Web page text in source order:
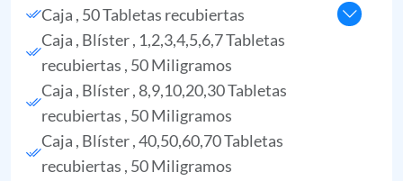
Caja , 50 Tabletas recubiertas
Caja , Blíster , 1,2,3,4,5,6,7 Tabletas
recubiertas , 50 Miligramos
Caja , Blíster , 8,9,10,20,30 Tabletas
recubiertas , 50 Miligramos
Caja , Blíster , 40,50,60,70 Tabletas
recubiertas , 50 Miligramos